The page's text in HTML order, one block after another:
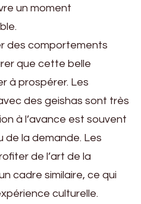
un moment
des comportements
que cette belle
à prospérer. Les
des geishas sont très
à l’avance est souvent
la demande. Les
de l’art de la
cadre similaire, ce qui
culturelle.